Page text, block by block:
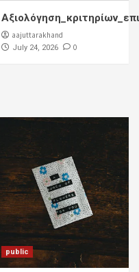
aajuttarakhand
July 24, 2026 0
public